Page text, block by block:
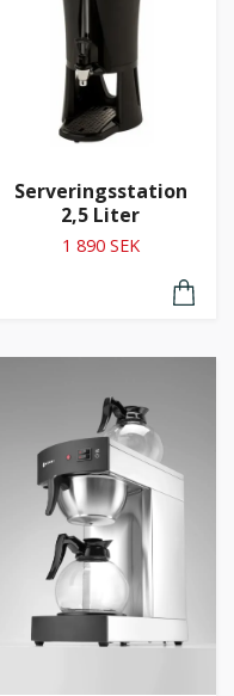
Serveringsstation
2,5 Liter
1 890 SEK